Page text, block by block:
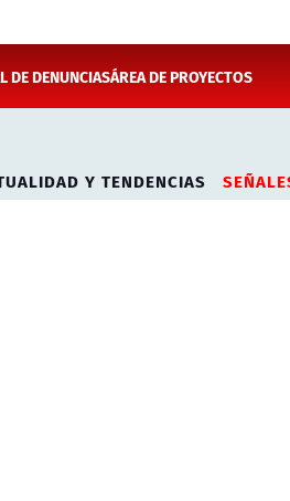
DE DENUNCIASÁREA DE PROYECTOS
Y TENDENCIAS